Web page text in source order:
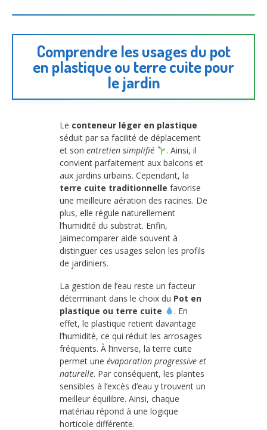
Comprendre les usages du pot
en plastique ou terre cuite pour
le jardin
Le conteneur léger en plastique
séduit par sa facilité de déplacement
et son entretien simplifié
. Ainsi, il
convient parfaitement aux balcons et
aux jardins urbains. Cependant, la
terre cuite traditionnelle favorise
une meilleure aération des racines. De
plus, elle régule naturellement
l’humidité du substrat. Enfin,
Jaimecomparer aide souvent à
distinguer ces usages selon les profils
de jardiniers.
La gestion de l’eau reste un facteur
déterminant dans le choix du Pot en
plastique ou terre cuite
. En
effet, le plastique retient davantage
l’humidité, ce qui réduit les arrosages
fréquents. À l’inverse, la terre cuite
permet une évaporation progressive et
naturelle. Par conséquent, les plantes
sensibles à l’excès d’eau y trouvent un
meilleur équilibre. Ainsi, chaque
matériau répond à une logique
horticole différente.